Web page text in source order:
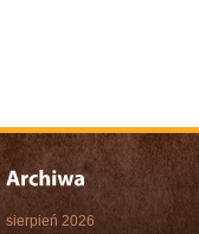
sierpień 2026